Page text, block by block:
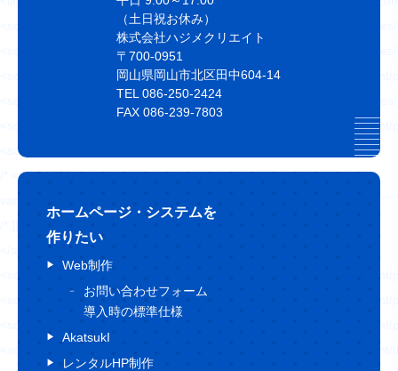
（土日祝お休み）
株式会社ハジメクリエイト
〒700-0951
岡山県岡山市北区田中604-14
TEL 086-250-2424
FAX 086-239-7803
ホームページ・システムを
作りたい
Web制作
お問い合わせフォーム
導入時の標準仕様
AkatsukI
レンタルHP制作
<script type='text/javascript' src='https://hajimecreate.com/wp-
<script type='text/javascript' src='https://hajimecreate.com/wp-
<script type='text/javascript' src='https://hajimecreate.com/wp-
<script type='text/javascript' src='https://hajimecreate.com/wp-
<script type='text/javascript' src='https://hajimecreate.com/wp-
<script type='text/javascript' id='responsive-lightbox-js-extra'>
/* <![CDATA[ */
<script type='text/javascript' src='https://hajimecreate.com/wp-
<script type='text/javascript' src='https://hajimecreate.com/wp-